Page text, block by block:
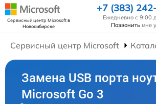
Сервисный центр Microsoftв
Новосибирске
+7 (383)
Ежедневно с 9:00
Позвонить мне
Сервисный центр Microsoft
Замена USB порта
Microsoft Go 3